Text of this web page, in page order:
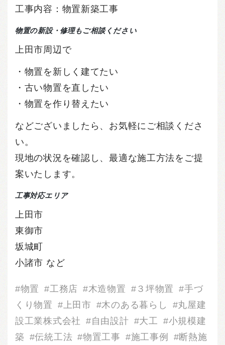
工事内容：物置新築工事
物置の新設・修理もご相談ください
上田市周辺で
・物置を新しく建てたい
・古い物置を直したい
・物置を作り替えたい
などございましたら、お気軽にご相談くださ
い。
現地の状況を確認し、最適な施工方法をご提
案いたします。
工事対応エリア
上田市
東御市
坂城町
小諸市 など
物置 工務店 木造物置 ３坪物置
手づ
くり物置
上田市 木のある暮らし
丸屋建
設工業株式会社
自由設計 大工
小規模建
築
伝統工法 物置工事 施工事例 断熱施